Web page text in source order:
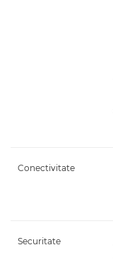
Conectivitate
Securitate